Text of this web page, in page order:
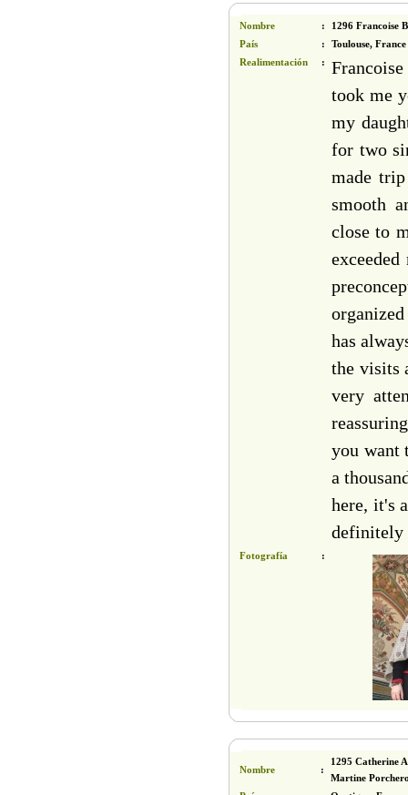
Nombre :
1296 Francoise
País
:
Toulouse, France
Realimentación
:
took me
my
for two
made
smooth
close to
has
the visits
very
you want
a
here, it's
definitely
Fotografía :
Nombre :
1295 Catherine
Martine